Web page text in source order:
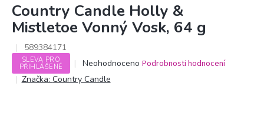
Country Candle Holly &
Mistletoe Vonný Vosk, 64 g
589384171
SLEVA PRO
PŘIHLÁŠENÉ
Průměrné
hodnocení
produktu
Neohodnoceno Podrobnosti hodnocení
Značka: Country Candle